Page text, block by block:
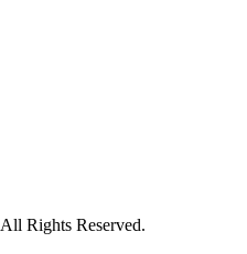
All Rights Reserved.